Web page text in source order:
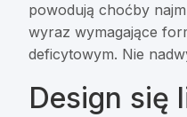
powodują choćby
wyraz wymagające
deficytowym. Nie
Design się